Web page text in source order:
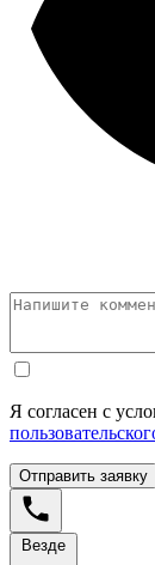
Я согласен с
Отправить заявку
Везде